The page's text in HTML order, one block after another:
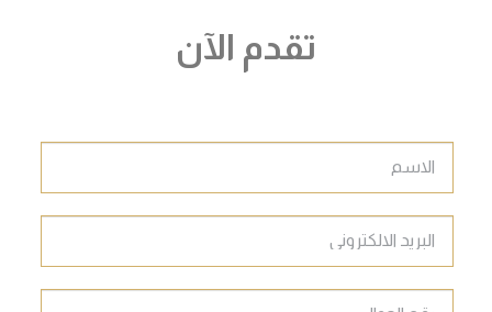
تقدم الآن